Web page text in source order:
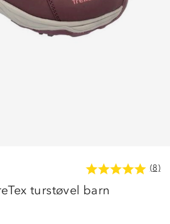
(8)
turstøvel barn